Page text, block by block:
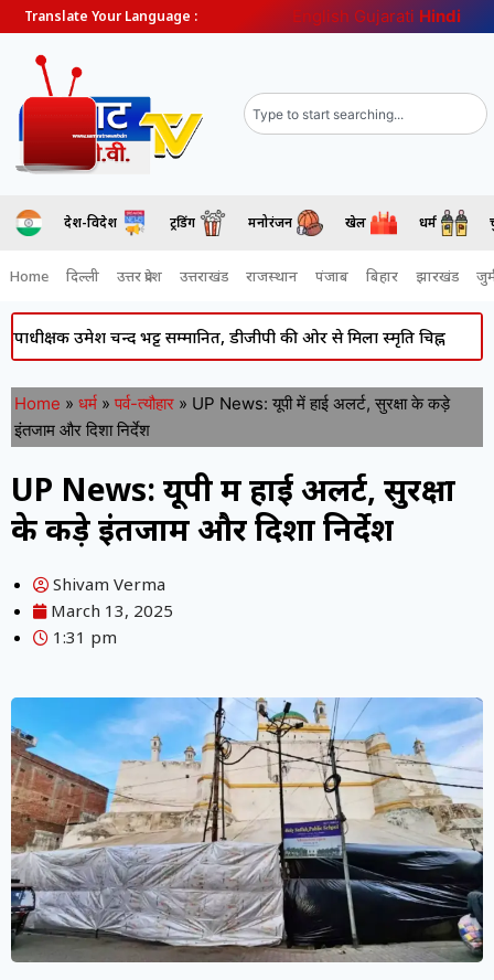
Translate Your Language : English Gujarati Hindi
देश-विदेश ट्रेंडिंग मनोरंजन खेल धर्म
Home दिल्ली उत्तर प्रदेश उत्तराखंड राजस्थान पंजाब बिहार झारखंड
चन्द भट्ट सम्मानित, डीजीपी की ओर से मिला स्मृति चिह्न Atiq
Home » धर्म » पर्व-त्यौहार » UP News: यूपी में हाई अलर्ट, सुरक्षा के कड़े
इंतजाम और दिशा निर्देश
UP News: यूपी में हाई अलर्ट, सुरक्षा
के कड़े इंतजाम और दिशा निर्देश
Shivam Verma
March 13, 2025
1:31 pm